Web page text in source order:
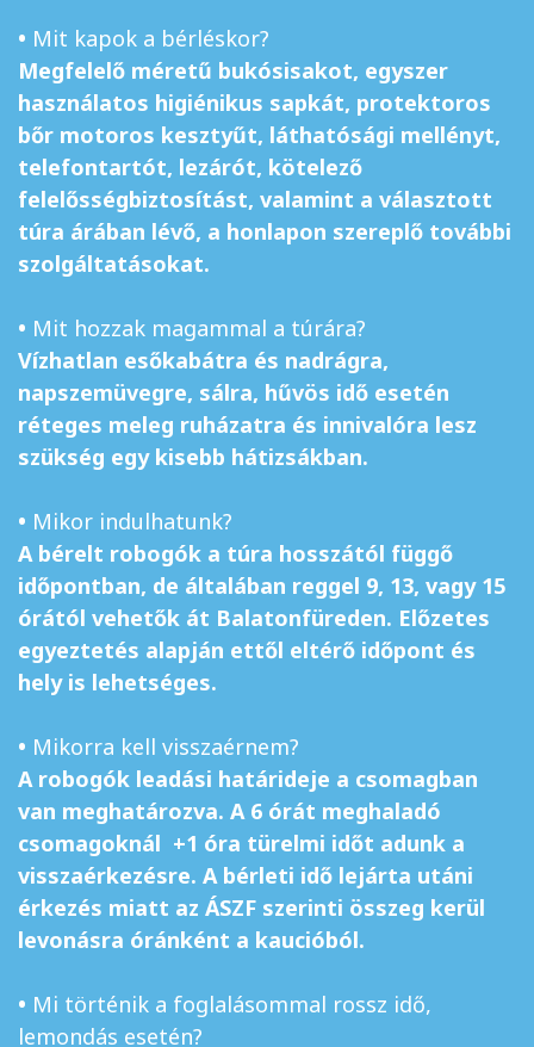
• Mit kapok a bérléskor?
Megfelelő méretű bukósisakot, egyszer
használatos higiénikus sapkát, protektoros
bőr motoros kesztyűt, láthatósági mellényt,
telefontartót, lezárót, kötelező
felelősségbiztosítást, valamint a választott
túra árában lévő, a honlapon szereplő további
szolgáltatásokat.
• Mit hozzak magammal a túrára?
Vízhatlan esőkabátra és nadrágra,
napszemüvegre, sálra, hűvös idő esetén
réteges meleg ruházatra és innivalóra lesz
szükség egy kisebb hátizsákban.
• Mikor indulhatunk?
A bérelt robogók a túra hosszától függő
időpontban, de általában reggel 9, 13, vagy 15
órától vehetők át Balatonfüreden. Előzetes
egyeztetés alapján ettől eltérő időpont és
hely is lehetséges.
• Mikorra kell visszaérnem?
A robogók leadási határideje a csomagban
van meghatározva. A 6 órát meghaladó
csomagoknál +1 óra türelmi időt adunk a
visszaérkezésre. A bérleti idő lejárta utáni
érkezés miatt az ÁSZF szerinti összeg kerül
levonásra óránként a kaucióból.
• Mi történik a foglalásommal rossz idő,
lemondás esetén?